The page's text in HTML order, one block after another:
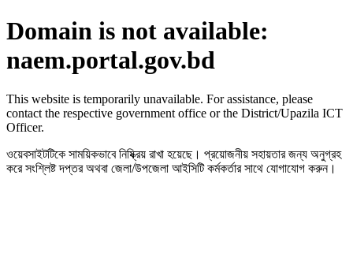
Domain is not available:
naem.portal.gov.bd
This website is temporarily unavailable. For assistance, please
contact the respective government office or the District/Upazila ICT
Officer.
ওয়েবসাইটটিকে সাময়িকভাবে নিষ্ক্রিয় রাখা হয়েছে। প্রয়োজনীয় সহায়তার জন্য অনুগ্রহ
করে সংশ্লিষ্ট দপ্তর অথবা জেলা/উপজেলা আইসিটি কর্মকর্তার সাথে যোগাযোগ করুন।